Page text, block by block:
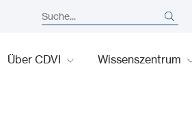
Über CDVI Wissenszentrum